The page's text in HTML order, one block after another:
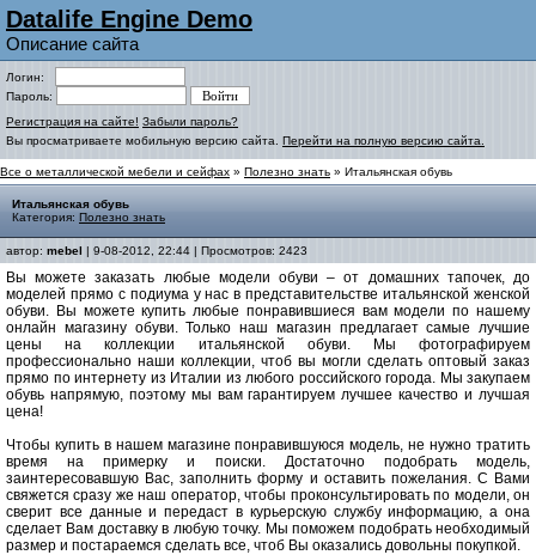
Datalife Engine Demo
Описание сайта
Логин:
Пароль:
Регистрация на сайте! Забыли пароль?
Вы просматриваете мобильную версию сайта. Перейти на полную версию сайта.
Все о металлической мебели и сейфах » Полезно знать » Итальянская обувь
Итальянская обувь
Категория: Полезно знать
автор: mebel | 9-08-2012, 22:44 | Просмотров: 2423
Вы можете заказать любые модели обуви – от домашних тапочек, до
моделей прямо с подиума у нас в представительстве итальянской женской
обуви. Вы можете купить любые понравившиеся вам модели по нашему
онлайн магазину обуви. Только наш магазин предлагает самые лучшие
цены на коллекции итальянской обуви. Мы фотографируем
профессионально наши коллекции, чтоб вы могли сделать оптовый заказ
прямо по интернету из Италии из любого российского города. Мы закупаем
обувь напрямую, поэтому мы вам гарантируем лучшее качество и лучшая
цена!
Чтобы купить в нашем магазине понравившуюся модель, не нужно тратить
время на примерку и поиски. Достаточно подобрать модель,
заинтересовавшую Вас, заполнить форму и оставить пожелания. С Вами
свяжется сразу же наш оператор, чтобы проконсультировать по модели, он
сверит все данные и передаст в курьерскую службу информацию, а она
сделает Вам доставку в любую точку. Мы поможем подобрать необходимый
размер и постараемся сделать все, чтоб Вы оказались довольны покупкой.